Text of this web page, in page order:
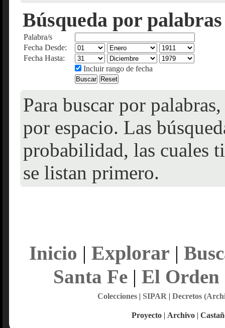
Búsqueda por
Palabra/s
Fecha Desde:
Fecha Hasta:
Incluir rango de fecha
Para buscar por
por espacio. Las
probabilidad, las cuales
se listan primero.
Inicio | Explorar |
Santa Fe| El Orden
Colecciones| SIPAR | Decretos
Proyecto | Archivo |